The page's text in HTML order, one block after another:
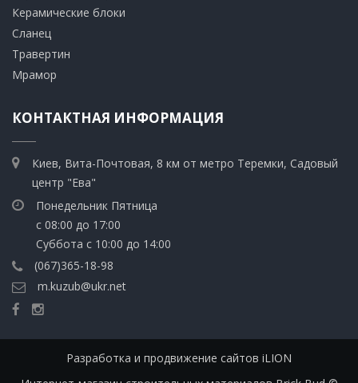
​Керамические блоки
​Сланец
Травертин​
​Мрамор
КОНТАКТНАЯ ИНФОРМАЦИЯ
Киев, Вита-Почтовая, 8 км от метро Теремки, Садовый
центр "Ева"
Понедельник Пятница
с 08:00 до 17:00
Суббота с 10:00 до 14:00
(067)365-18-98
m.kuzub@ukr.net
Разработка и продвижение сайтов iLION